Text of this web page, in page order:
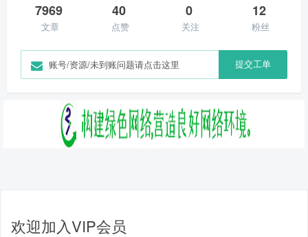
7969
文章
40
点赞
0
关注
12
粉丝
账号/资源/未到账问题请点击这里 提交工单
欢迎加入VIP会员